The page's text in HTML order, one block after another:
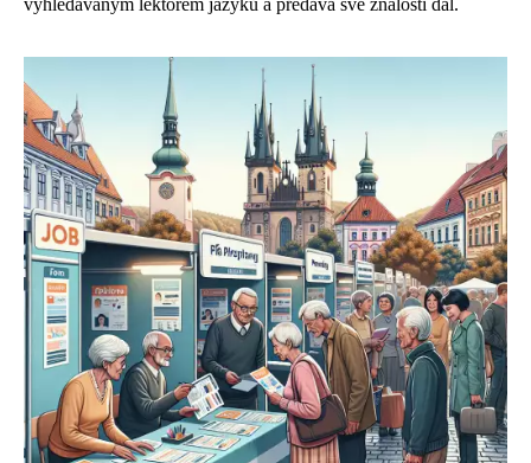
vyhledávaným lektorem jazyků a předává své znalosti dál.